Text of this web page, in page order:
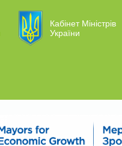
Кабінет Міністрів
України